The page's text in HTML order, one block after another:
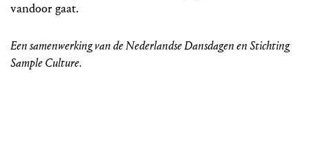
vandoor gaat.
Een samenwerking van de Nederlandse Dansdagen en Stichting
Sample Culture.